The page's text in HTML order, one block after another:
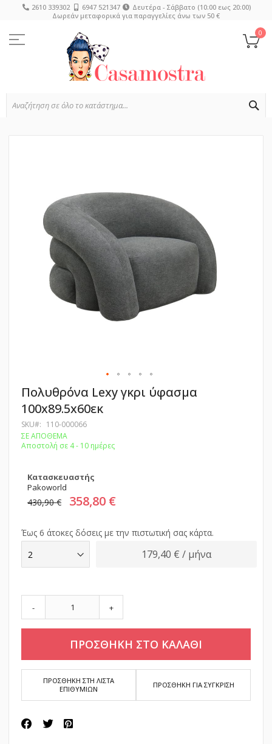
2610 339302 6947 521347
Δευτέρα - Σάββατο (10:00 εως 20:00)
Δωρεάν μεταφορικά για παραγγελίες άνω των 50 €
στο
περιεχόμενο
0
εικόνων
Μετάβαση
στην
αρχή
της
συλλογής
εικόνων
Πολυθρόνα Lexy γκρι ύφασμα
100x89.5x60εκ
SKU
110-000066
ΣΕ ΑΠΟΘΕΜΑ
Αποστολή σε 4 - 10 ημέρες
Κατασκευαστής
Pakoworld
430,90 € 358,80 €
Έως 6 άτοκες δόσεις με την πιστωτική σας κάρτα.
179,40 € / μήνα
- +
ΠΡΟΣΘΗΚΗ ΣΤΟ ΚΑΛΑΘΙ
ΠΡΟΣΘΗΚΗ ΣΤΗ ΛΙΣΤΑ
ΕΠΙΘΥΜΙΩΝ
ΠΡΟΣΘΗΚΗ ΓΙΑ ΣΥΓΚΡΙΣΗ